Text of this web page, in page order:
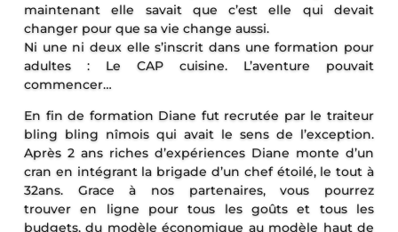
maintenant elle savait que c’est elle qui devait
changer pour que sa vie change aussi.
Ni une ni deux elle s’inscrit dans une formation pour
adultes : Le CAP cuisine. L’aventure pouvait
commencer…
En fin de formation Diane fut recrutée par le traiteur
bling bling nîmois qui avait le sens de l’exception.
Après 2 ans riches d’expériences Diane monte d’un
cran en intégrant la brigade d’un chef étoilé, le tout à
32ans. Grace à nos partenaires, vous pourrez
trouver en ligne pour tous les goûts et tous les
budgets, du modèle économique au modèle haut de